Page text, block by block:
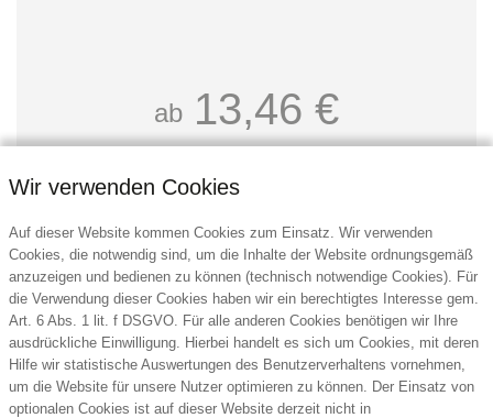
ab 13,46 €
Wir verwenden Cookies
Auf dieser Website kommen Cookies zum Einsatz. Wir verwenden
Cookies, die notwendig sind, um die Inhalte der Website ordnungsgemäß
anzuzeigen und bedienen zu können (technisch notwendige Cookies). Für
die Verwendung dieser Cookies haben wir ein berechtigtes Interesse gem.
Art. 6 Abs. 1 lit. f DSGVO. Für alle anderen Cookies benötigen wir Ihre
ausdrückliche Einwilligung. Hierbei handelt es sich um Cookies, mit deren
Hilfe wir statistische Auswertungen des Benutzerverhaltens vornehmen,
um die Website für unsere Nutzer optimieren zu können. Der Einsatz von
optionalen Cookies ist auf dieser Website derzeit nicht in